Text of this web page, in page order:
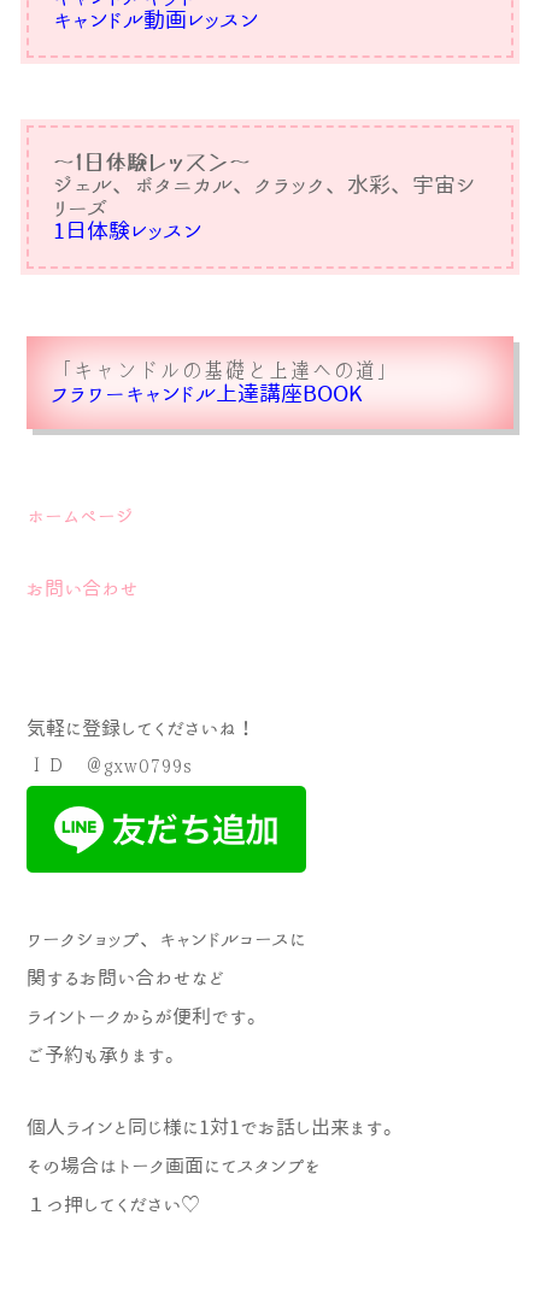
キャンドル動画レッスン
〜1日体験レッスン〜
ジェル、ボタニカル、クラック、水彩、宇宙シ
リーズ
1日体験レッスン
「キャンドルの基礎と上達への道」
フラワーキャンドル上達講座BOOK
ホームページ
お問い合わせ
気軽に登録してくださいね！
ＩＤ ＠gxw0799s
ワークショップ、キャンドルコースに
関するお問い合わせなど
ライントークからが便利です。
ご予約も承ります。
個人ラインと同じ様に1対1でお話し出来ま す。
その場合はトーク画面にてスタンプを
１つ押してください♡